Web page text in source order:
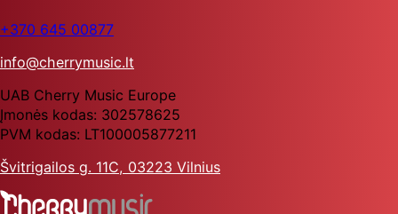
+370 645 00877
info@cherrymusic.lt
UAB Cherry Music Europe
Įmonės kodas: 302578625
PVM kodas: LT100005877211
Švitrigailos g. 11C, 03223 Vilnius